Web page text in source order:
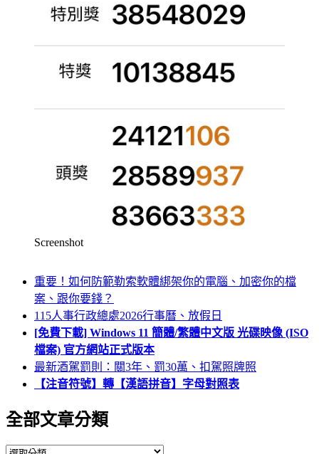
Screenshot
重要！如何防範勒索軟體綁架你的電腦、加密你的檔
案、跟你要錢？
115人事行政總處2026行事曆、放假日
[免費下載] Windows 11 簡體/繁體中文版 光碟映像 (ISO
檔案) 官方網站正式版本
最新酒駕罰則：關3年、罰30萬、扣駕照牌照
【注音符號】轉【漢語拼音】字母對照表
全部文章分類